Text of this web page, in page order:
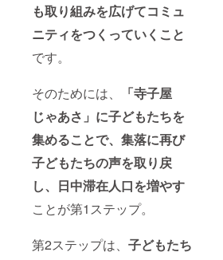
も取り組みを広げてコミュ
ニティをつくっていくこと
です。
そのためには、
「寺子屋
じゃあさ」に子どもたちを
集めることで、集落に再び
子どもたちの声を取り戻
し、日中滞在人口を増やす
ことが第1ステップ。
第2ステップは、 子どもたち